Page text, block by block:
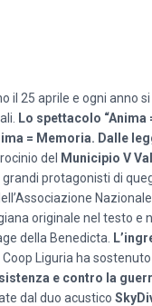
il 25 aprile e ogni
Lo spettacolo “Anima
= Memoria. Dalle
del
Municipio V
grandi protagonisti di
originale nel testo e
della Benedicta.
Coop Liguria ha
e contro la
dal duo acustico